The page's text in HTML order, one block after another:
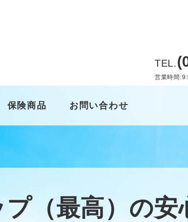
TEL.
営業時間
保険商品 お問い合わせ
（最高）の安